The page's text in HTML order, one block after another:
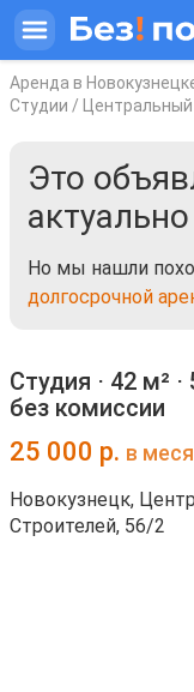
Аренда в
Студии /
Это
актуально
Но мы нашли
долгосрочной
Студия ⋅ 42 м² ⋅
без комиссии
25 000 р. в
Новокузнецк,
Строителей, 56/2